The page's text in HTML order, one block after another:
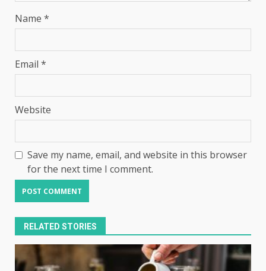
Name *
Email *
Website
Save my name, email, and website in this browser
for the next time I comment.
RELATED STORIES